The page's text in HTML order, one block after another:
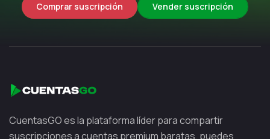
Comprar suscripción Vender suscripción
CuentasGO es la plataforma líder para compartir
suscripciones a cuentas premium baratas, puedes